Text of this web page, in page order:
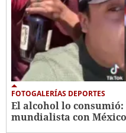
FOTOGALERÍAS DEPORTES
El alcohol lo
mundialista con